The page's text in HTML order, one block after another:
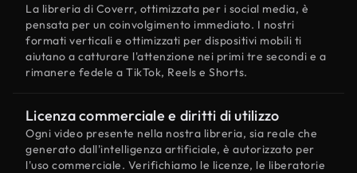
La libreria di Coverr, ottimizzata per i social media, è
pensata per un coinvolgimento immediato. I nostri
formati verticali e ottimizzati per dispositivi mobili ti
aiutano a catturare l'attenzione nei primi tre secondi e a
rimanere fedele a TikTok, Reels e Shorts.
Licenza commerciale e diritti di utilizzo
Ogni video presente nella nostra libreria, sia reale che
generato dall'intelligenza artificiale, è autorizzato per
l'uso commerciale. Verifichiamo le licenze, le liberatorie